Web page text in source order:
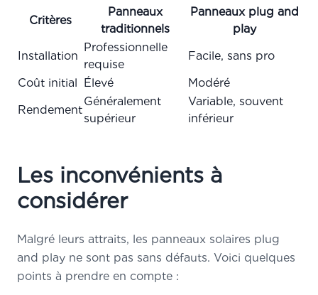
Critères
Panneaux
traditionnels
Panneaux plug and
play
Installation
Professionnelle
requise
Facile, sans pro
Coût initial Élevé
Modéré
Rendement
Généralement
supérieur
Variable, souvent
inférieur
Les inconvénients à
considérer
Malgré leurs attraits, les panneaux solaires plug
and play ne sont pas sans défauts. Voici quelques
points à prendre en compte :